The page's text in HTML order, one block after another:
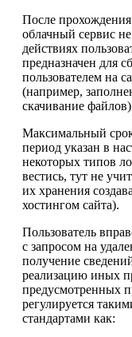
После прохождения
облачный сервис
действиях
предназначен для
пользователем на
(например,
скачивание
Максимальный
период указан в
некоторых типов
вестись, тут не
их хранения
хостингом сайта).
Пользователь
с запросом на
получение
реализацию иных
предусмотренных
регулируется
стандартами как: